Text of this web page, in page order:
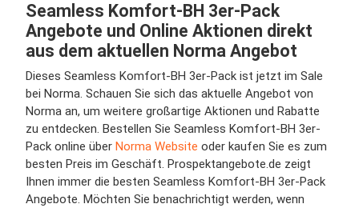
Seamless Komfort-BH 3er-Pack
Angebote und Online Aktionen direkt
aus dem aktuellen Norma Angebot
Dieses Seamless Komfort-BH 3er-Pack ist jetzt im Sale
bei Norma. Schauen Sie sich das aktuelle Angebot von
Norma an, um weitere großartige Aktionen und Rabatte
zu entdecken. Bestellen Sie Seamless Komfort-BH 3er-
Pack online über Norma Website oder kaufen Sie es zum
besten Preis im Geschäft. Prospektangebote.de zeigt
Ihnen immer die besten Seamless Komfort-BH 3er-Pack
Angebote. Möchten Sie benachrichtigt werden, wenn